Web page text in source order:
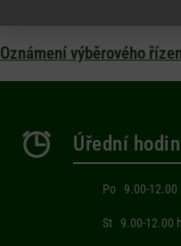
Oznámení výběrového
Úřední
Po 9.00-12.00
St 9.00-12.00